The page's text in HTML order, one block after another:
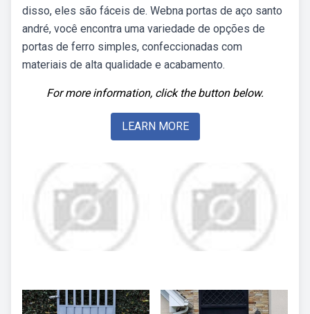
disso, eles são fáceis de. Webna portas de aço santo
andré, você encontra uma variedade de opções de
portas de ferro simples, confeccionadas com
materiais de alta qualidade e acabamento.
For more information, click the button below.
LEARN MORE